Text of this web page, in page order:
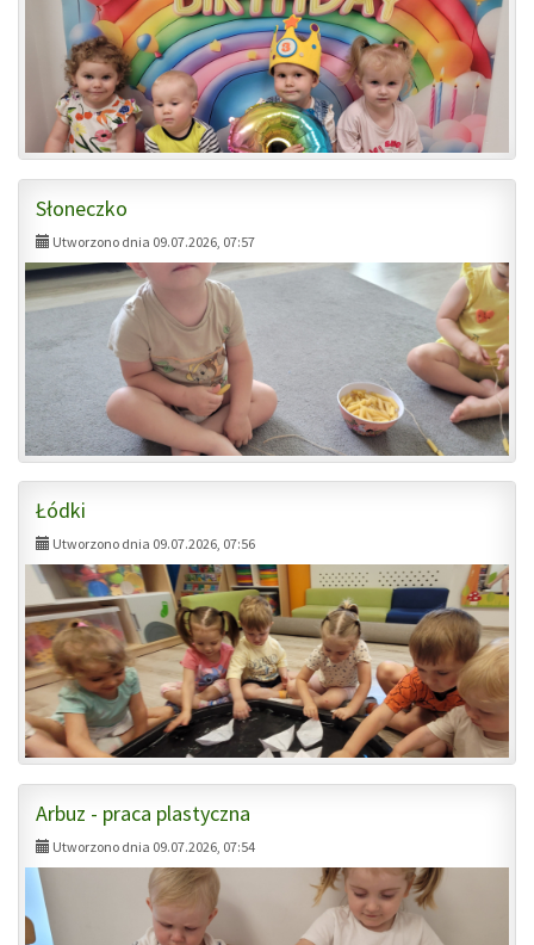
Słoneczko
Utworzono dnia 09.07.2026, 07:57
Łódki
Utworzono dnia 09.07.2026, 07:56
Arbuz - praca plastyczna
Utworzono dnia 09.07.2026, 07:54